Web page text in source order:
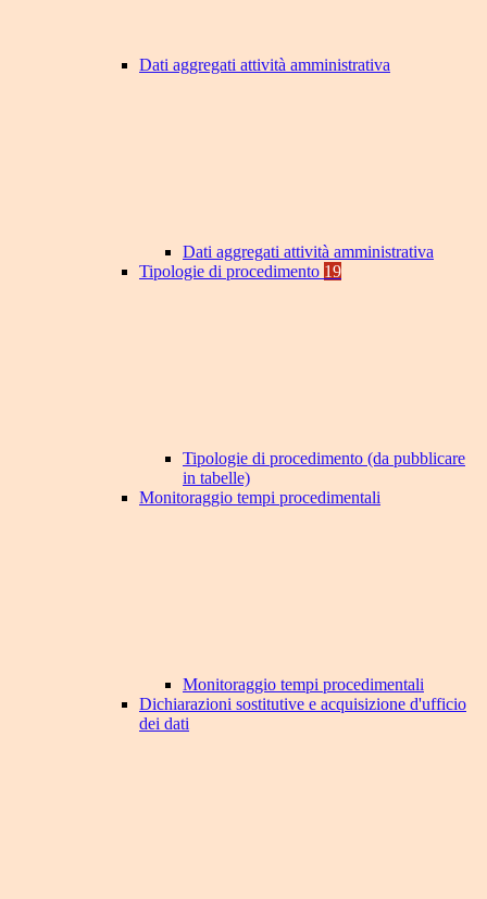
Dati aggregati attività amministrativa
Dati aggregati attività amministrativa
Tipologie di procedimento 19
Tipologie di procedimento (da pubblicare
in tabelle)
Monitoraggio tempi procedimentali
Monitoraggio tempi procedimentali
Dichiarazioni sostitutive e acquisizione d'ufficio
dei dati